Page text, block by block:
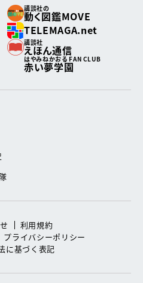
講談社の
動く図鑑MOVE
TELEMAGA.net
講談社
えほん通信
はやみねかおる FAN CLUB
赤い夢学園
利用規約
プライバシーポリシー
に基づく表記